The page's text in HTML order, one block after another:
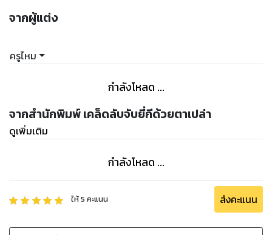
จากผู้แต่ง
ครูไหม
กำลังโหลด ...
จากสำนักพิมพ์ เคล็ดลับจับยี่กีด้วยตาเปล่า
ดูเพิ่มเติม
กำลังโหลด ...
ให้5 คะแนน ส่งคะแนน